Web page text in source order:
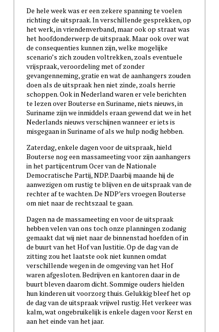
De hele week was er een zekere spanning te voelen
richting de uitspraak. In verschillende gesprekken, op
het werk, in vriendenverband, maar ook op straat was
het hoofdonderwerp de uitspraak. Maar ook over wat
de consequenties kunnen zijn, welke mogelijke
scenario’s zich zouden voltrekken, zoals eventuele
vrijspraak, veroordeling met of zonder
gevangenneming, gratie en wat de aanhangers zouden
doen als de uitspraak hen niet zinde, zoals herrie
schoppen. Ook in Nederland waren er vele berichten
te lezen over Bouterse en Suriname, niets nieuws, in
Suriname zijn we inmiddels eraan gewend dat we in het
Nederlands nieuws verschijnen wanneer er iets is
misgegaan in Suriname of als we hulp nodig hebben.
Zaterdag, enkele dagen voor de uitspraak, hield
Bouterse nog een massameeting voor zijn aanhangers
in het partijcentrum Ocer van de Nationale
Democratische Partij, NDP. Daarbij maande hij de
aanwezigen om rustig te blijven en de uitspraak van de
rechter af te wachten. De NDP’ers vroegen Bouterse
om niet naar de rechtszaal te gaan.
Dagen na de massameeting en voor de uitspraak
hebben velen van ons toch onze planningen zodanig
gemaakt dat wij niet naar de binnenstad hoefden of in
de buurt van het Hof van Justitie. Op de dag van de
zitting zou het laatste ook niet kunnen omdat
verschillende wegen in de omgeving van het Hof
waren afgesloten. Bedrijven en kantoren daar in de
buurt bleven daarom dicht. Sommige ouders hielden
hun kinderen uit voorzorg thuis. Gelukkig bleef het op
de dag van de uitspraak vrijwel rustig. Het verkeer was
kalm, wat ongebruikelijk is enkele dagen voor Kerst en
aan het einde van het jaar.